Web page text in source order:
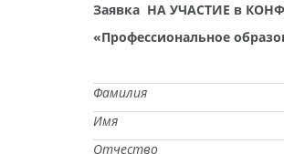
Заявка НА УЧАСТИЕ в
«Профессиональное
Фамилия
Имя
Отчество